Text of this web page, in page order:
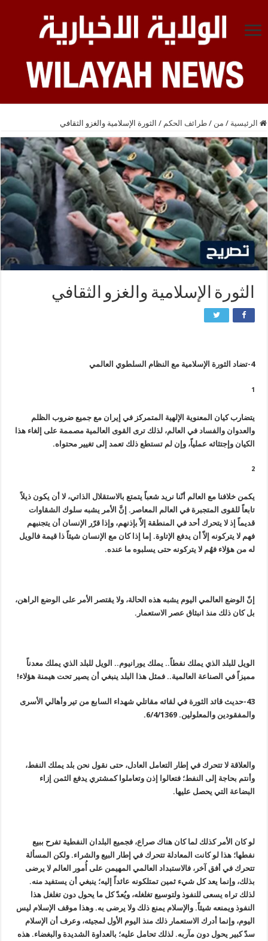
الرئيسية / من / طرائف الحكم / الثورة الإسلامية والغزو الثقافي
الثورة الإسلامية والغزو الثقافي
4-تضاد الثورة الإسلامية مع النظام السلطوي العالمي
1
يتضارب كيان المعنوية الإلهية المتمركز في إيران مع جميع ضروب الظلم
والعدوان والفساد في العالم، لذلك ترى القوى العالمية مصممة على إلغاء هذا
الكيان وإجتثاثه عملياً، وإن لم تستطع ذلك تعمد إلى تغيير محتواه.
2
يكمن خلافنا مع العالم أنّنا نريد شعباً يتمتع بالاستقلال الذاتي، لا أن يكون ذيلاً
تابعاً للقوى المتجبرة في العالم المعاصر. إنَّ الأمر يشبه سلوك الشقاوات
قديماً إذ لا يتحرك أحد في المنطقة إلاّ بإذنهم، وإذا قرّر الإنسان أن يتجنبهم
فهم لا يتركونه إلاّ أن يدفع الإتاوة. إما إذا كان مع الإنسان شيئاً ذا قيمة فالويل
له من هؤلاء فهُم لا يتركونه حتى يسلبوه ما عنده.
إنّ الوضع العالمي اليوم يشبه هذه الحالة، ولا يقتصر الأمر على الوضع الراهن،
بل كان ذلك منذ انبثاق عصر الاستعمار.
الويل للبلد الذي يملك نفطاً.. يملك يورانيوم.. الويل للبلد الذي يملك معدناً
مميزاً في الصناعة العالمية.. فمثل هذا البلد ينبغي أن يصير تحت هيمنة هؤلاء!
43-حديث قائد الثورة في لقائه مقاتلي شهداء السابع من تير وأهالي الأسرى
والمفقودين والمعلولين. 6/4/1369.
والعلاقة لا تتحرك في إطار التعامل العادل، حتى نقول نحن بلد يملك النفط،
وأنتم بحاجة إلى النفط؛ فتعالوا إذن وتعاملوا كمشتري يدفع الثمن إزاء
البضاعة التي يحصل عليها.
لو كان الأمر كذلك لما كان هناك صراع، فجميع البلدان النفطية تفرح ببيع
نفطها؛ هذا لو كانت المعادلة تتحرك في إطار البيع والشراء. ولكن المسألة
تتحرك في أفق آخر، فالاستبداد العالمي المهيمن على أُمور العالم لا يرضى
بذلك، وإنما يعد كل شيء ثمين تمتلكونه عائداً إليه؛ ينبغي أن يستفيد منه.
لذلك تراه يسعى للنفوذ ولتوسيع تغلغله، ويُعدّ كل ما يحول دون تغلغل هذا
النفوذ ويمنعه شيئاً. والإسلام يمنع ذلك ولا يرضى به. وهذا موقف الإسلام ليس
اليوم، وإنما أدرك الاستعمار ذلك منذ اليوم الأول لمجيئه، وعرف أن الإسلام
سدّ كبير يحول دون مآربه. لذلك تحامل عليه؛ بالعداوة الشديدة والبغضاء. هذه